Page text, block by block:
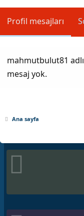
Profil mesajları
mahmutbulut81
mesaj yok.
Ana sayfa